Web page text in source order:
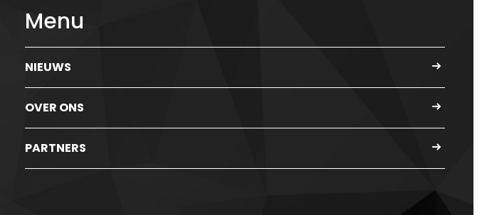
Menu
NIEUWS
OVER ONS
PARTNERS